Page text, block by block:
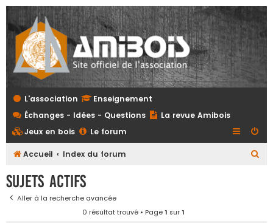
L'association
Enseignement
Échanges - Idées - Questions
La revue Amibois
Jeux en bois
Le forum
Accueil Index du forum
Sujets actifs
Aller à la recherche avancée
0 résultat trouvé • Page1 sur1